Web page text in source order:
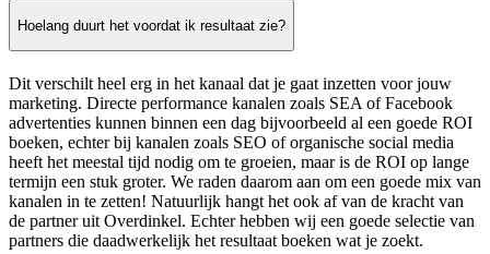
Hoelang duurt het voordat ik resultaat zie?
Dit verschilt heel erg in het kanaal dat je gaat inzetten voor jouw
marketing. Directe performance kanalen zoals SEA of Facebook
advertenties kunnen binnen een dag bijvoorbeeld al een goede ROI
boeken, echter bij kanalen zoals SEO of organische social media
heeft het meestal tijd nodig om te groeien, maar is de ROI op lange
termijn een stuk groter. We raden daarom aan om een goede mix van
kanalen in te zetten! Natuurlijk hangt het ook af van de kracht van
de partner uit Overdinkel. Echter hebben wij een goede selectie van
partners die daadwerkelijk het resultaat boeken wat je zoekt.